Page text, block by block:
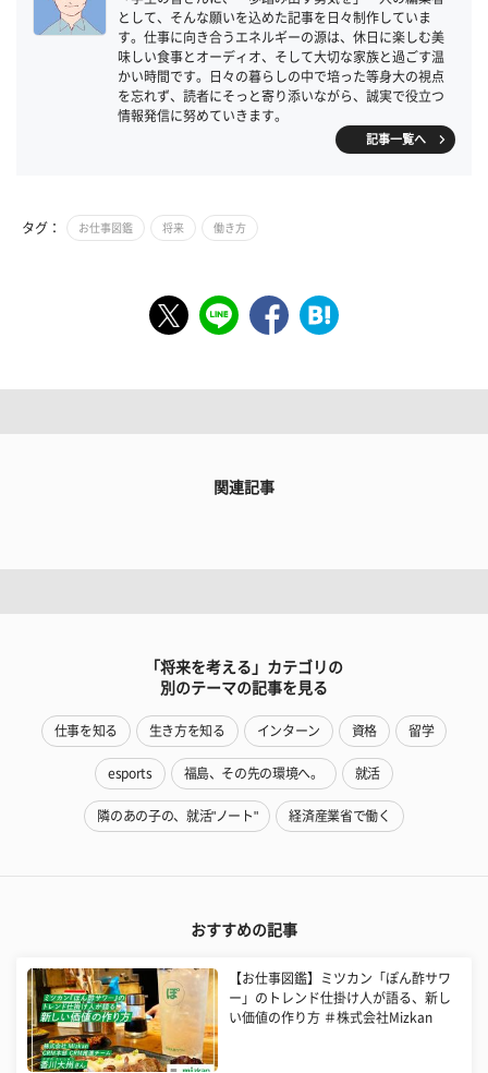
として、そんな願いを込めた記事を日々制作していま
す。仕事に向き合うエネルギーの源は、休日に楽しむ美
味しい食事とオーディオ、そして大切な家族と過ごす温
かい時間です。日々の暮らしの中で培った等身大の視点
を忘れず、読者にそっと寄り添いながら、誠実で役立つ
情報発信に努めていきます。
記事一覧へ
タグ： お仕事図鑑 将来 働き方
関連記事
「将来を考える」カテゴリの
別のテーマの記事を見る
仕事を知る 生き方を知る インターン 資格 留学
esports 福島、その先の環境へ。 就活
隣のあの子の、就活"ノート" 経済産業省で働く
おすすめの記事
【お仕事図鑑】ミツカン「ぽん酢サワ
ー」のトレンド仕掛け人が語る、新し
い価値の作り方 ＃株式会社Mizkan